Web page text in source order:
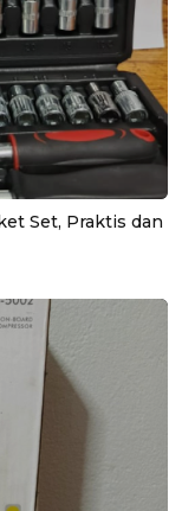
Set, Praktis dan